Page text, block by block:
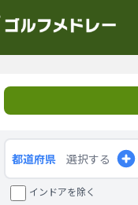
都道府県 選択する
インドアを除く